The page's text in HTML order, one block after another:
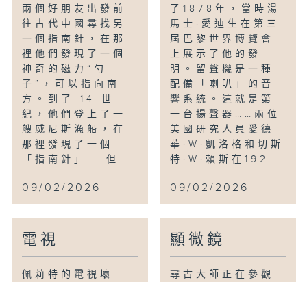
兩個好朋友出發前
往古代中國尋找另
一個指南針，在那
裡他們發現了一個
神奇的磁力“勺
子”，可以指向南
方。到了 14 世
紀，他們登上了一
艘威尼斯漁船，在
那裡發現了一個
「指南針」……但...
09/02/2026
了1878年，當時湯
馬士·愛迪生在第三
屆巴黎世界博覽會
上展示了他的發
明。留聲機是一種
配備「喇叭」的音
響系統。這就是第
一台揚聲器……兩位
美國研究人員愛德
華·W·凱洛格和切斯
特·W·賴斯在192...
09/02/2026
電視
佩莉特的電視壞
顯微鏡
尋古大師正在參觀